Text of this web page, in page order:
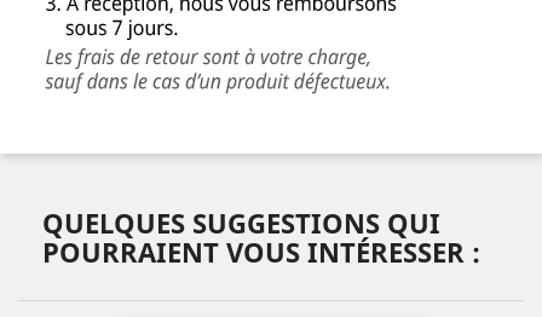
QUELQUES SUGGESTIONS QUI
POURRAIENT VOUS INTÉRESSER :